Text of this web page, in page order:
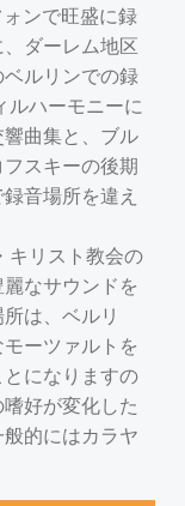
ンで旺盛に録
ダーレム地区
ルリンでの録
ルハーモニーに
曲集と、ブル
スキーの後期
音場所を違え
キリスト教会の
なサウンドを
は、ベルリ
ーツァルトを
になりますの
好が変化した
的にはカラヤ